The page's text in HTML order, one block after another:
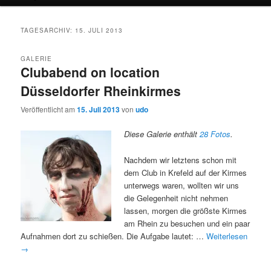
TAGESARCHIV: 15. JULI 2013
Clubabend on location
Düsseldorfer Rheinkirmes
GALERIE
Veröffentlicht am15. Juli 2013vonudo
Diese Galerie enthält28 Fotos.
Nachdem wir letztens schon mit
dem Club in Krefeld auf der Kirmes
unterwegs waren, wollten wir uns
die Gelegenheit nicht nehmen
lassen, morgen die größste Kirmes
am Rhein zu besuchen und ein paar
Aufnahmen dort zu schießen. Die Aufgabe lautet: …Weiterlesen
→